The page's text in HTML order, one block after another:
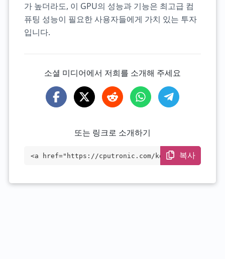
가 높더라도, 이 GPU의 성능과 기능은 최고급 컴
퓨팅 성능이 필요한 사용자들에게 가치 있는 투자
입니다.
소셜 미디어에서 저희를 소개해 주세요
또는 링크로 소개하기
<a href="https://cputronic.com/ko/gpu/am
복사